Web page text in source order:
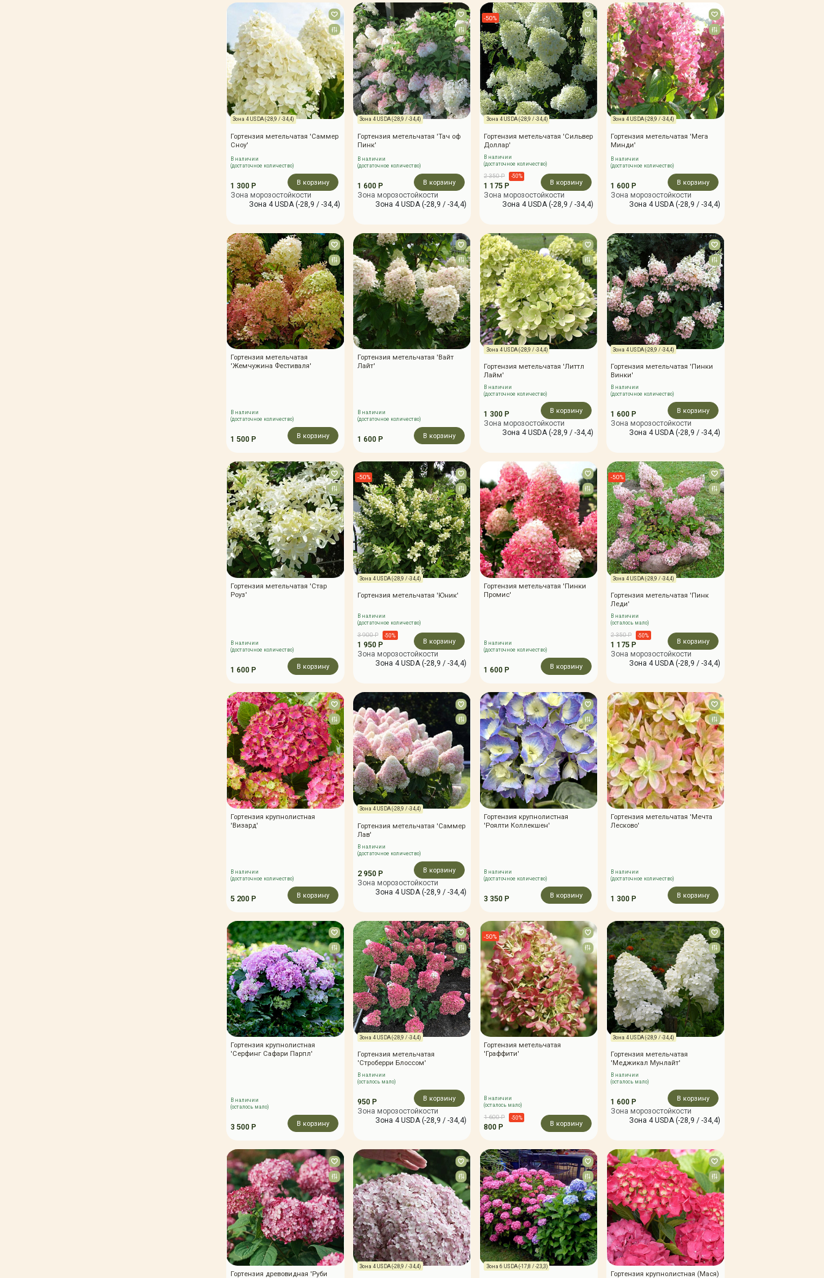
Зона 4 USDA (-28,9 / -34,4)
Гортензия метельчатая 'Саммер
Сноу'
В наличии
(достаточное количество)
1 300 Р В корзину
Зона морозостойкости
Зона 4 USDA (-28,9 / -34,4)
Зона 4 USDA (-28,9 / -34,4)
Гортензия метельчатая 'Тач оф
Пинк'
В наличии
(достаточное количество)
1 600 Р В корзину
Зона морозостойкости
Зона 4 USDA (-28,9 / -34,4)
-50%
Зона 4 USDA (-28,9 / -34,4)
Гортензия метельчатая 'Сильвер
Доллар'
В наличии
(достаточное количество)
2 350 Р -50%
1 175 Р В корзину
Зона морозостойкости
Зона 4 USDA (-28,9 / -34,4)
Зона 4 USDA (-28,9 / -34,4)
Гортензия метельчатая 'Мега
Минди'
В наличии
(достаточное количество)
1 600 Р В корзину
Зона морозостойкости
Зона 4 USDA (-28,9 / -34,4)
Гортензия метельчатая
'Жемчужина Фестиваля'
В наличии
(достаточное количество)
1 500 Р В корзину
Гортензия метельчатая 'Вайт
Лайт'
В наличии
(достаточное количество)
1 600 Р В корзину
Зона 4 USDA (-28,9 / -34,4)
Гортензия метельчатая 'Литтл
Лайм'
В наличии
(достаточное количество)
1 300 Р В корзину
Зона морозостойкости
Зона 4 USDA (-28,9 / -34,4)
Зона 4 USDA (-28,9 / -34,4)
Гортензия метельчатая 'Пинки
Винки'
В наличии
(достаточное количество)
1 600 Р В корзину
Зона морозостойкости
Зона 4 USDA (-28,9 / -34,4)
Гортензия метельчатая 'Стар
Роуз'
В наличии
(достаточное количество)
1 600 Р В корзину
-50%
Зона 4 USDA (-28,9 / -34,4)
Гортензия метельчатая 'Юник'
В наличии
(достаточное количество)
3 900 Р -50%
1 950 Р В корзину
Зона морозостойкости
Зона 4 USDA (-28,9 / -34,4)
Гортензия метельчатая 'Пинки
Промис'
В наличии
(достаточное количество)
1 600 Р В корзину
-50%
Зона 4 USDA (-28,9 / -34,4)
Гортензия метельчатая 'Пинк
Леди'
В наличии
(осталось мало)
2 350 Р -50%
1 175 Р В корзину
Зона морозостойкости
Зона 4 USDA (-28,9 / -34,4)
Гортензия крупнолистная
'Визард'
В наличии
(достаточное количество)
5 200 Р В корзину
Зона 4 USDA (-28,9 / -34,4)
Гортензия метельчатая 'Саммер
Лав'
В наличии
(достаточное количество)
2 950 Р В корзину
Зона морозостойкости
Зона 4 USDA (-28,9 / -34,4)
Гортензия крупнолистная
'Роялти Коллекшен'
В наличии
(достаточное количество)
3 350 Р В корзину
Гортензия метельчатая 'Мечта
Лесково'
В наличии
(достаточное количество)
1 300 Р В корзину
Гортензия крупнолистная
'Серфинг Сафари Парпл'
В наличии
(осталось мало)
3 500 Р В корзину
Зона 4 USDA (-28,9 / -34,4)
Гортензия метельчатая
'Строберри Блоссом'
В наличии
(осталось мало)
950 Р В корзину
Зона морозостойкости
Зона 4 USDA (-28,9 / -34,4)
-50%
Гортензия метельчатая
'Граффити'
В наличии
(осталось мало)
1 600 Р -50%
800 Р В корзину
Зона 4 USDA (-28,9 / -34,4)
Гортензия метельчатая
'Меджикал Мунлайт'
В наличии
(осталось мало)
1 600 Р В корзину
Зона морозостойкости
Зона 4 USDA (-28,9 / -34,4)
Гортензия древовидная 'Руби
Зона 4 USDA (-28,9 / -34,4) Зона 6 USDA (-17,8 / -23,3)
Гортензия крупнолистная (Мася)